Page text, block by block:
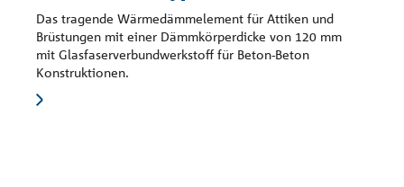
Das tragende Wärmedämmelement für Attiken und
Brüstungen mit einer Dämmkörperdicke von 120 mm
mit Glasfaserverbundwerkstoff für Beton-Beton
Konstruktionen.